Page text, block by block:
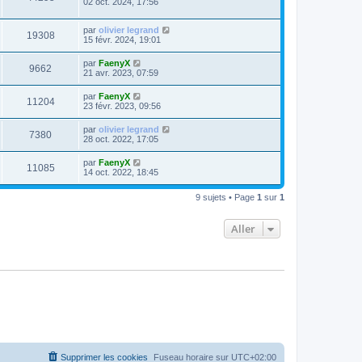
19308 par olivier legrand
15 févr. 2024, 19:01
9662 par FaenyX
21 avr. 2023, 07:59
11204 par FaenyX
23 févr. 2023, 09:56
7380 par olivier legrand
28 oct. 2022, 17:05
11085 par FaenyX
14 oct. 2022, 18:45
9 sujets • Page 1 sur 1
Aller
Fuseau horaire sur UTC+02:00
Supprimer les cookies